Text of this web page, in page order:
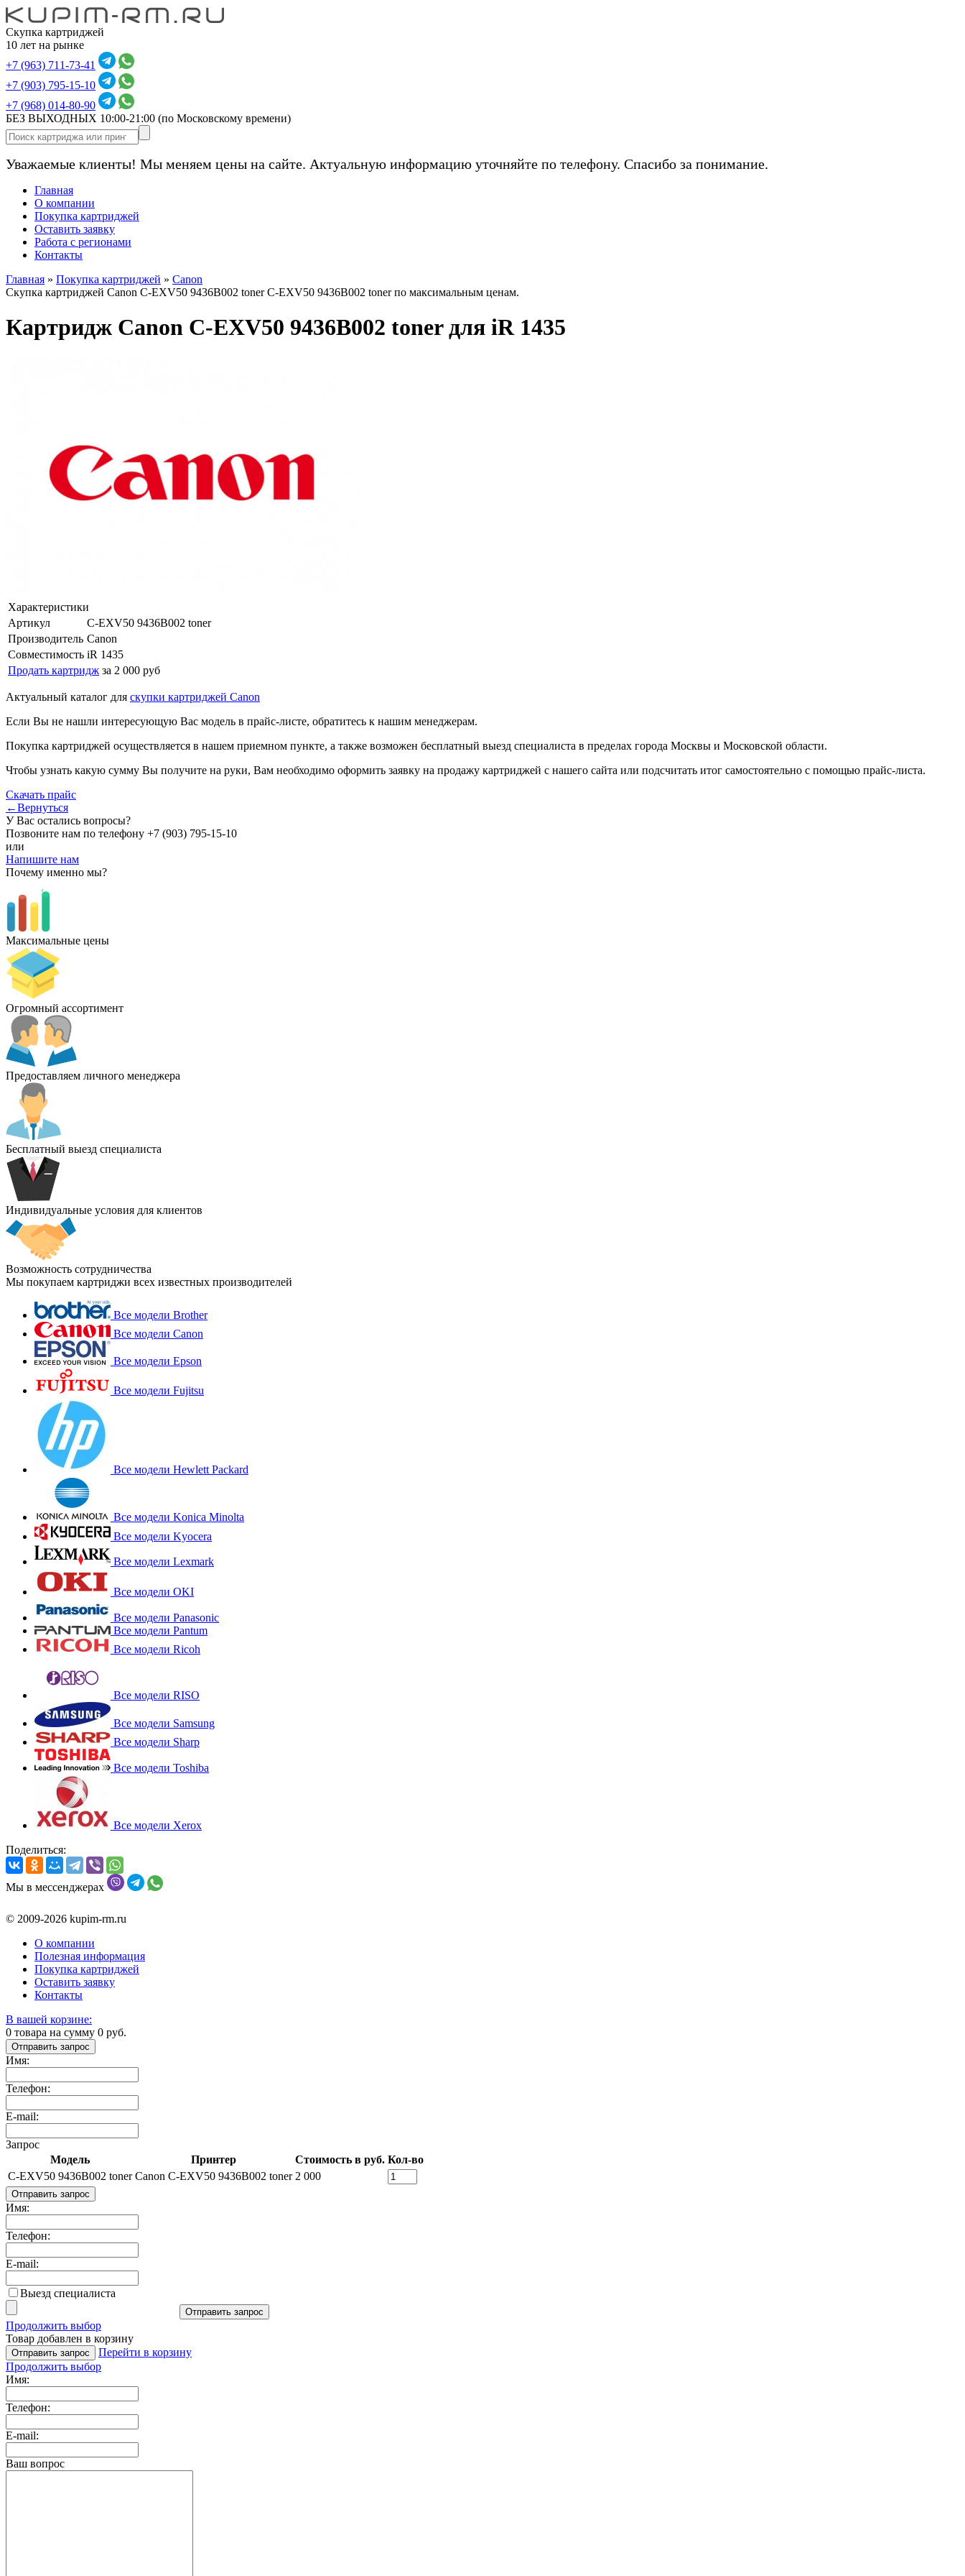
Скупка картриджей
10 лет на рынке
+7 (963) 711-73-41
+7 (903) 795-15-10
+7 (968) 014-80-90
БЕЗ ВЫХОДНЫХ 10:00-21:00 (по Московскому времени)
Уважаемые клиенты! Мы меняем цены на сайте. Актуальную информацию уточняйте по телефону. Спасибо за понимание.
Главная
О компании
Покупка картриджей
Оставить заявку
Работа с регионами
Контакты
Главная » Покупка картриджей » Canon
Скупка картриджей Canon C-EXV50 9436B002 toner C-EXV50 9436B002 toner по максимальным ценам.
Картридж Canon C-EXV50 9436B002 toner для iR 1435
Характеристики
Артикул
C-EXV50 9436B002 toner
Производитель Canon
Совместимость iR 1435
Продать картридж за 2 000 руб
Актуальный каталог для скупки картриджей Canon
Если Вы не нашли интересующую Вас модель в прайс-листе, обратитесь к нашим менеджерам.
Покупка картриджей осуществляется в нашем приемном пункте, а также возможен бесплатный выезд специалиста в пределах города Москвы и Московской области.
Чтобы узнать какую сумму Вы получите на руки, Вам необходимо оформить заявку на продажу картриджей с нашего сайта или подсчитать итог самостоятельно с помощью прайс-листа.
Скачать прайс
←Вернуться
У Вас остались вопросы?
Позвоните нам по телефону +7 (903) 795-15-10
или
Напишите нам
Почему именно мы?
Максимальные цены
Огромный ассортимент
Предоставляем личного менеджера
Бесплатный выезд специалиста
Индивидуальные условия для клиентов
Возможность сотрудничества
Мы покупаем картриджи всех известных производителей
Все модели Brother
Все модели Canon
Все модели Epson
Все модели Fujitsu
Все модели Hewlett Packard
Все модели Konica Minolta
Все модели Kyocera
Все модели Lexmark
Все модели OKI
Все модели Panasonic
Все модели Pantum
Все модели Ricoh
Все модели RISO
Все модели Samsung
Все модели Sharp
Все модели Toshiba
Все модели Xerox
Поделиться:
Мы в мессенджерах
© 2009-2026 kupim-rm.ru
О компании
Полезная информация
Покупка картриджей
Оставить заявку
Контакты
В вашей корзине:
0 товара на сумму 0 руб.
Отправить запрос
Имя:
Телефон:
E-mail:
Запрос
Модель
Принтер Стоимость в руб. Кол-во
C-EXV50 9436B002 toner Canon C-EXV50 9436B002 toner 2 000
Отправить запрос
Имя:
Телефон:
E-mail:
Выезд специалиста
Отправить запрос
Продолжить выбор
Товар добавлен в корзину
Отправить запрос
Перейти в корзину
Продолжить выбор
Имя:
Телефон:
E-mail:
Ваш вопрос